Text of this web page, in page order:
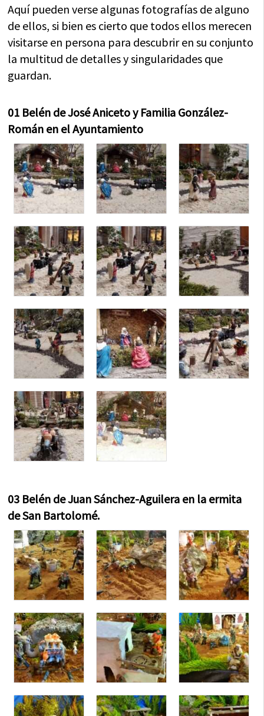
Aquí pueden verse algunas fotografías de alguno
de ellos, si bien es cierto que todos ellos merecen
visitarse en persona para descubrir en su conjunto
la multitud de detalles y singularidades que
guardan.
01 Belén de José Aniceto y Familia González-
Román en el Ayuntamiento
03 Belén de Juan Sánchez-Aguilera en la ermita
de San Bartolomé.